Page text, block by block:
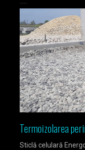
Termoizolarea
Sticlă celulară